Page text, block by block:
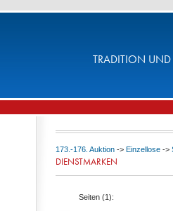
TRADITION UND
173.-176. Auktion -> Einzellose ->
DIENSTMARKEN
Seiten (1):